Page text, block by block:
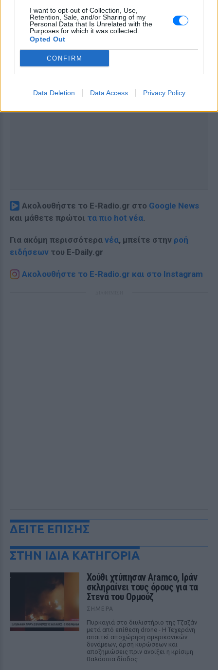
I want to opt-out of Collection, Use,
Retention, Sale, and/or Sharing of my
Personal Data that Is Unrelated with the
Purposes for which it was collected.
Opted Out
CONFIRM
Data Deletion Data Access Privacy Policy
Ακολουθήστε το E-Radio.gr στο Google News
και μάθετε πρώτοι τα πιο hot νέα.
Για ακόμη περισσότερα νέα, μπείτε στην ροή
ειδήσεων του E-Daily.gr
Ακολουθήστε το E-Radio.gr και στο Instagram
ΔΕΙΤΕ ΕΠΙΣΗΣ
ΣΤΗΝ ΙΔΙΑ ΚΑΤΗΓΟΡΙΑ
Χούθι χτύπησαν Aramco, Ιράν
σκληραίνει τους όρους για τα
Στενά του Ορμούζ
ΣΉΜΕΡΑ
Πυρκαγιά στο διυλιστήριο της Τζαζάν
μετά από επίθεση drone - Η Τεχεράνη
απαιτεί αποχώρηση αμερικανικών
δυνάμεων, άρση κυρώσεων και
αποζημιώσεις πριν ανοίξει η κρίσιμη
θαλάσσια δίοδος